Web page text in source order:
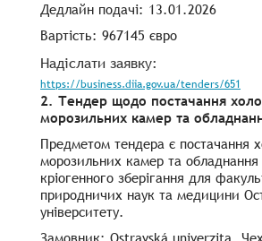
Дедлайн подачі: 13.01.2026
Вартість: 967145 євро
Надіслати заявку:
https://business.diia.gov.ua/tenders/651
2. Тендер щодо постачання
морозильних камер та
Предметом тендера є постачання
морозильних камер та обладнання
кріогенного зберігання для
природничих наук та медицини
університету.
Замовник: Ostravská univerzita,